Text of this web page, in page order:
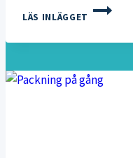
LÄS INLÄGGET
DEN